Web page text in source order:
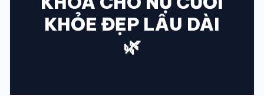
Vui lòng đăng nhập bằng Số điện thoại đã đăng ký.
KHỎE ĐẸP LÂU DÀI
🌿